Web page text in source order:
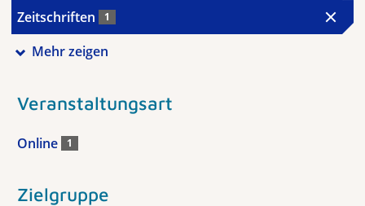
Zeitschriften 1
Mehr zeigen
Veranstaltungsart
Online 1
Zielgruppe